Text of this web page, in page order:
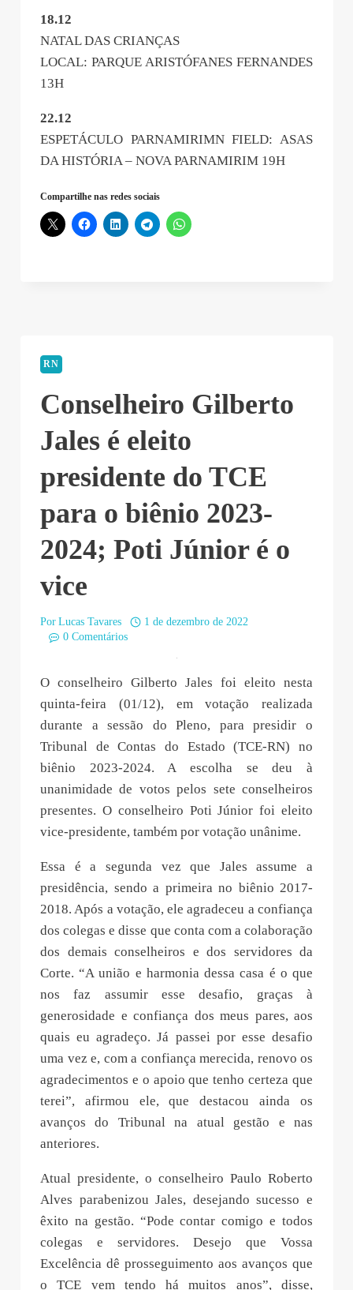
18.12
NATAL DAS CRIANÇAS
LOCAL: PARQUE ARISTÓFANES FERNANDES
13H
22.12
ESPETÁCULO PARNAMIRIMN FIELD: ASAS
DA HISTÓRIA – NOVA PARNAMIRIM 19H
Compartilhe nas redes sociais
RN
Conselheiro Gilberto
Jales é eleito
presidente do TCE
para o biênio 2023-
2024; Poti Júnior é o
vice
Por Lucas Tavares
1 de dezembro de 2022
0 Comentários
O conselheiro Gilberto Jales foi eleito nesta
quinta-feira (01/12), em votação realizada
durante a sessão do Pleno, para presidir o
Tribunal de Contas do Estado (TCE-RN) no
biênio 2023-2024. A escolha se deu à
unanimidade de votos pelos sete conselheiros
presentes. O conselheiro Poti Júnior foi eleito
vice-presidente, também por votação unânime.
Essa é a segunda vez que Jales assume a
presidência, sendo a primeira no biênio 2017-
2018. Após a votação, ele agradeceu a confiança
dos colegas e disse que conta com a colaboração
dos demais conselheiros e dos servidores da
Corte. “A união e harmonia dessa casa é o que
nos faz assumir esse desafio, graças à
generosidade e confiança dos meus pares, aos
quais eu agradeço. Já passei por esse desafio
uma vez e, com a confiança merecida, renovo os
agradecimentos e o apoio que tenho certeza que
terei”, afirmou ele, que destacou ainda os
avanços do Tribunal na atual gestão e nas
anteriores.
Atual presidente, o conselheiro Paulo Roberto
Alves parabenizou Jales, desejando sucesso e
êxito na gestão. “Pode contar comigo e todos
colegas e servidores. Desejo que Vossa
Excelência dê prosseguimento aos avanços que
o TCE vem tendo há muitos anos”, disse,